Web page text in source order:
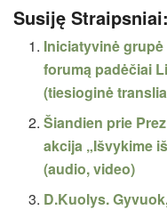
Susiję Straipsniai:
Iniciatyvinė
forumą padėčiai
(tiesioginė
Šiandien prie
akcija „Išvykime
(audio, video)
D.Kuolys.